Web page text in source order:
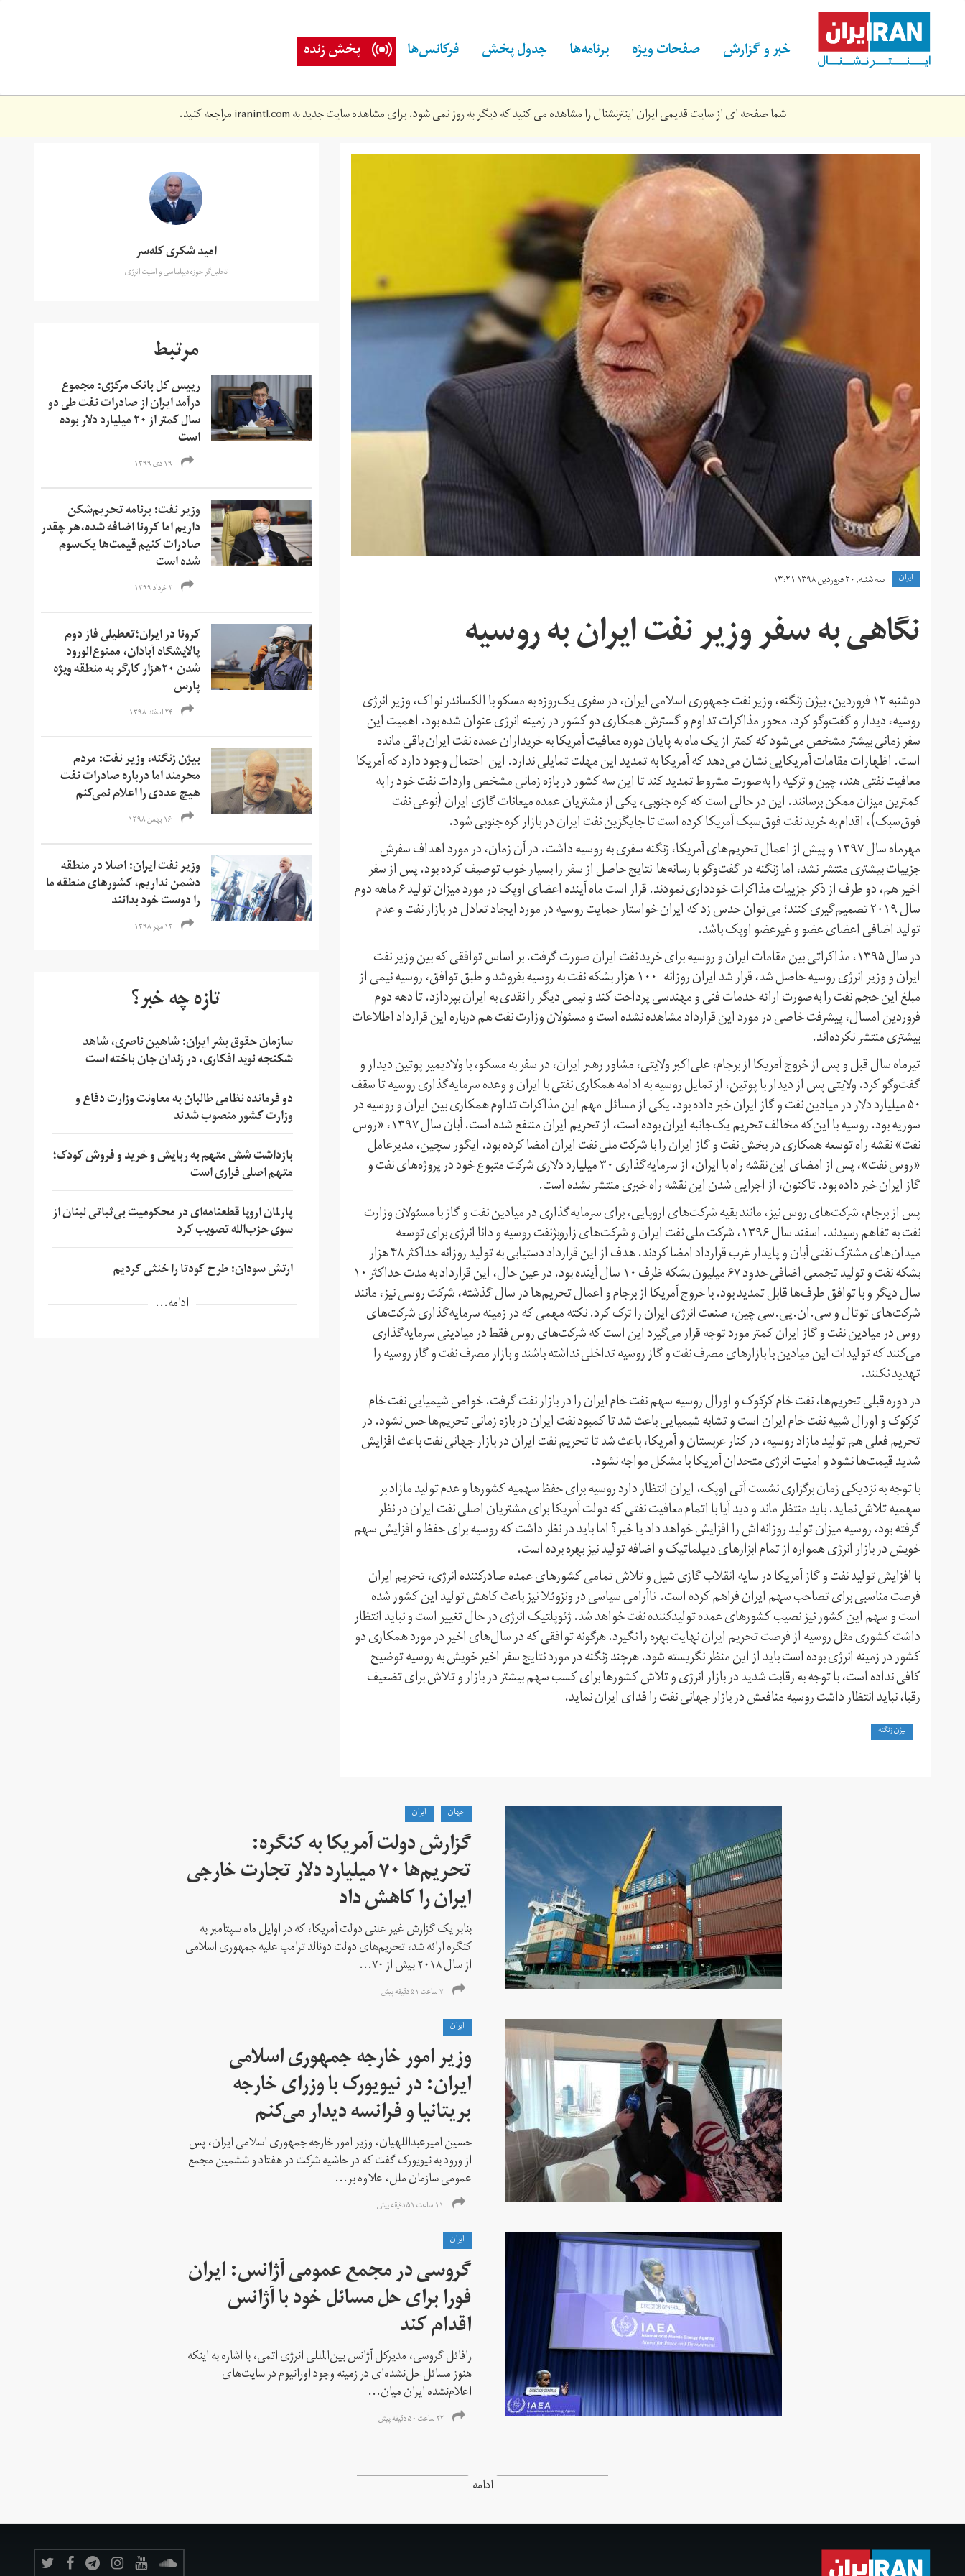
content خبر و گزارش صفحات ویژه برنامه‌ها جدول پخش فرکانس‌ها پخش زنده
شما صفحه ای از سایت قدیمی ایران اینترنشنال را مشاهده می کنید که دیگر به روز نمی شود. برای مشاهده سایت جدید بهiranintl.comمراجعه کنید.
75593.jpg
ايران سه شنبه, ۲۰ فروردین ۱۳۹۸ ۱۳:۲۱
نگاهی به سفر وزیر نفت ایران به روسیه
دوشنبه ۱۲ فروردین، بیژن زنگنه، وزیر نفت جمهوری اسلامی ایران، در سفری یک‌روزه به مسکو با الکساندر نواک، وزیر انرژی
روسیه، دیدار و گفت‌و‌گو کرد. محور مذاکرات تداوم و گسترش همکاری دو کشور در زمینه انرژی عنوان شده بود. اهمیت این
سفر زمانی بیشتر مشخص می‌شود که کمتر از یک ماه به پایان دوره معافیت آمریکا به خریداران عمده نفت ایران باقی مانده
است. اظهارات مقامات آمریکایی نشان می‌دهد که آمریکا به تمدید این مهلت تمایلی ندارد. این احتمال وجود دارد که آمریکا
معافیت نفتی هند، چین و ترکیه را به‌صورت مشروط تمدید کند تا این سه کشور در بازه زمانی مشخص واردات نفت خود را به
کمترین میزان ممکن برسانند. این در حالی است که کره جنوبی، یکی از مشتریان عمده میعانات گازی ایران (نوعی نفت
فوق‌سبک)، اقدام به خرید نفت فوق‌سبک آمریکا کرده است تا جایگزین نفت ایران در بازار کره جنوبی شود.
مهر‌ماه سال ۱۳۹۷ و پیش از اعمال تحریم‌های آمریکا، زنگنه سفری به روسیه داشت. در آن زمان، در مورد اهداف سفرش
جزییات بیشتری منتشر نشد، اما زنگنه در گفت‌و‌گو با رسانه‌ها نتایج حاصل از سفر را بسیار خوب توصیف کرده بود. پس از سفر
اخیر هم، دو طرف از ذکر جزییات مذاکرات خودداری نمودند. قرار است ماه آینده اعضای اوپک در مورد میزان تولید ۶ ماهه دوم
سال ۲۰۱۹ تصمیم‌گیری کنند؛ می‌توان حدس زد که ایران خواستار حمایت روسیه در مورد ایجاد تعادل در بازار نفت و عدم
تولید اضافی اعضای عضو و غیر‌عضو اوپک باشد.
در سال ۱۳۹۵، مذاکراتی بین مقامات ایران و روسیه برای خرید نفت ایران صورت گرفت. بر اساس توافقی که بین وزیر نفت
ایران و وزیر انرژی روسیه حاصل شد، قرار شد ایران روزانه ۱۰۰ هزار بشکه نفت به روسیه بفروشد و طبق توافق، روسیه نیمی از
مبلغ این حجم نفت را به‌صورت ارائه خدمات فنی و مهندسی پرداخت کند و نیمی دیگر را نقدی به ایران بپردازد. تا دهه دوم
فروردین امسال، پیشرفت خاصی در مورد این قرارداد مشاهده نشده است و مسئولان وزارت نفت هم درباره این قرارداد اطلاعات
بیشتری منتشر نکرده‌اند.
تیر‌ماه سال قبل و پس از خروج آمریکا از برجام، علی‌اکبر ولایتی، مشاور رهبر ایران، در سفر به مسکو، با ولادیمیر پوتین دیدار و
گفت‌و‌گو کرد. ولایتی پس از دیدار با پوتین، از تمایل روسیه به ادامه همکاری نفتی با ایران و وعده سرمایه‌گذاری روسیه تا سقف
۵۰ میلیارد دلار در میادین نفت و گاز ایران خبر داده بود. یکی از مسائل مهم این مذاکرات تداوم همکاری بین ایران و روسیه در
سوریه بود. روسیه با این‌که مخالف تحریم یک‌جانبه ایران بوده است، از تحریم ایران منتفع شده است. آبان سال ۱۳۹۷، «روس
نفت» نقشه راه توسعه همکاری در بخش نفت و گاز ایران را با شرکت ملی نفت ایران امضا کرده بود. ایگور سچین، مدیر‌عامل
«روس نفت»، پس از امضای این نقشه راه با ایران، از سرمایه‌گذاری ۳۰ میلیارد دلاری شرکت متبوع خود در پروژه‌های نفت و
گاز ایران خبر داده بود. تا‌کنون، از اجرایی شدن این نقشه راه خبری منتشر نشده است.
پس از برجام، شرکت‌های روس نیز، مانند بقیه شرکت‌های اروپایی، برای سرمایه‌گذاری در میادین نفت و گاز با مسئولان وزارت
نفت به تفاهم رسیدند. اسفند سال ۱۳۹۶، شرکت ملی نفت ایران و شرکت‌های زاروبژنفت روسیه و دانا انرژی برای توسعه
میدان‌های مشترک نفتی آبان و پایدار غرب قرارداد امضا کردند. هدف از این قرارداد دستیابی به تولید روزانه حداکثر ۴۸ هزار
بشکه نفت و تولید تجمعی اضافی حدود ۶۷ میلیون بشکه ظرف ۱۰ سال آینده بود. در عین حال، این قرارداد به مدت حداکثر ۱۰
سال دیگر و با توافق طرف‌ها قابل تمدید بود. با خروج آمریکا از برجام و اعمال تحریم‌ها در سال گذشته، شرکت روسی نیز، مانند
شرکت‌های توتال و سی‌.‌ان‌.‌پی‌.‌سی چین، صنعت انرژی ایران را ترک کرد. نکته مهمی که در زمینه سرمایه‌گذاری شرکت‌های
روس در میادین نفت و گاز ایران کمتر مورد توجه قرار می‌گیرد این است که شرکت‌های روس فقط در میادینی سرمایه‌گذاری
می‌کنند که تولیدات این میادین با بازارهای مصرف نفت و گاز روسیه تداخلی نداشته باشند و بازار مصرف نفت و گاز روسیه را
تهدید نکنند.
در دوره قبلی تحریم‌ها، نفت خام کرکوک و اورال روسیه سهم نفت خام ایران را در بازار نفت گرفت. خواص شیمیایی نفت خام
کرکوک و اورال شبیه نفت خام ایران است و تشابه شیمیایی باعث شد تا کمبود نفت ایران در بازه زمانی تحریم‌ها حس نشود. در
تحریم فعلی هم تولید مازاد روسیه، در کنار عربستان و آمریکا، باعث شد تا تحریم نفت ایران در بازار جهانی نفت باعث افزایش
شدید قیمت‌ها نشود و امنیت انرژی متحدان آمریکا با مشکل مواجه نشود.
با توجه به نزدیکی زمان برگزاری نشست آتی اوپک، ایران انتظار دارد روسیه برای حفظ سهمیه کشورها و عدم تولید مازاد بر
سهمیه تلاش نماید. باید منتظر ماند و دید آیا با اتمام معافیت نفتی که دولت آمریکا برای مشتریان اصلی نفت ایران در نظر
گرفته بود، روسیه میزان تولید روزانه‌اش را افزایش خواهد داد یا خیر؟ اما باید در نظر داشت که روسیه برای حفظ و افزایش سهم
خویش در بازار انرژی همواره از تمام ابزارهای دیپلماتیک و اضافه تولید نیز بهره برده است.
با افزایش تولید نفت و گاز آمریکا در سایه انقلاب گازی شیل و تلاش تمامی کشورهای عمده صادر‌کننده انرژی، تحریم ایران
فرصت مناسبی برای تصاحب سهم ایران فراهم کرده است. ناآرامی سیاسی در ونزوئلا نیز باعث کاهش تولید این کشور شده
است و سهم این کشور نیز نصیب کشورهای عمده تولید‌کننده نفت خواهد شد. ژئوپلتیک انرژی در حال تغییر است و نباید انتظار
داشت کشوری مثل روسیه از فرصت تحریم ایران نهایت بهره را نگیرد. هر‌گونه توافقی که در سال‌های اخیر در مورد همکاری دو
کشور در زمینه انرژی بوده است باید از این منظر نگریسته شود. هر‌چند زنگنه در مورد نتایج سفر اخیر خویش به روسیه توضیح
کافی نداده است، با توجه به رقابت شدید در بازار انرژی و تلاش کشورها برای کسب سهم بیشتر در بازار و تلاش برای تضعیف
رقبا، نباید انتظار داشت روسیه منافعش در بازار جهانی نفت را فدای ایران نماید.
بیژن زنگنه
امید شکری کله‌سر
تحلیل‌گر حوزه دیپلماسی و امنیت انرژی
مرتبط
رییس کل بانک مرکزی: مجموع
درآمد ایران از صادرات نفت طی دو
سال کمتر از ۲۰ میلیارد دلار بوده
است
۱۹ دی ۱۳۹۹
وزیر نفت: برنامه‌ تحریم‌شکن
داریم اما کرونا اضافه شده،هر چقدر
صادرات کنیم قیمت‌ها یک‌سوم
شده است
۲ خرداد ۱۳۹۹
کرونا در ایران؛تعطیلی فاز دوم
پالایشگاه آبادان، ممنوع‌الورود
شدن ۲۰هزار کارگر به منطقه ویژه
پارس
۲۴ اسفند ۱۳۹۸
بیژن زنگنه، وزیر نفت: مردم
محرمند اما درباره صادرات نفت
هیچ عددی را اعلام نمی‌کنم
۱۶ بهمن ۱۳۹۸
وزیر نفت ایران: اصلا در منطقه
دشمن نداریم، کشورهای منطقه ما
را دوست خود بدانند
۱۲ مهر ۱۳۹۸
تازه چه خبر؟
سازمان حقوق بشر ایران: شاهین ناصری، شاهد
شکنجه نوید افکاری، در زندان جان باخته است
دو فرمانده نظامی طالبان به معاونت وزارت دفاع و
وزارت کشور منصوب شدند
بازداشت شش متهم به ربایش و خرید و فروش کودک؛
متهم اصلی فراری است
پارلمان اروپا قطعنامه‌ای در محکومیت بی‌ثباتی لبنان از
سوی حزب‌الله تصویب کرد
ارتش سودان: طرح کودتا را خنثی کردیم
ادامه...
جهان ايران
گزارش دولت آمریکا به کنگره:
تحریم‌ها ۷۰ میلیارد دلار تجارت خارجی
ایران را کاهش داد
بنابر یک گزارش غیر علنی دولت آمریکا، که در اوایل ماه سپتامبر به
کنگره ارائه شد، تحریم‌های دولت دونالد ترامپ علیه جمهوری اسلامی
از سال ۲۰۱۸ بیش از ۷۰...
۷ ساعت ۵۱ دقیقه پیش
ايران
وزیر امور خارجه جمهوری اسلامی
ایران: در نیویورک با وزرای خارجه
بریتانیا و فرانسه دیدار می‌کنم
حسین امیرعبداللهیان، وزیر امور خارجه جمهوری اسلامی ایران، پس
از ورود به نیویورک گفت که در حاشیه شرکت در هفتاد و ششمین مجمع
عمومی سازمان ملل، علاوه بر...
۱۱ ساعت ۵۱ دقیقه پیش
ايران
گروسی در مجمع عمومی آژانس: ایران
فورا برای حل مسائل خود با آژانس
اقدام کند
رافائل گروسی، مدیرکل آژانس بین‌المللی انرژی اتمی، با اشاره به اینکه
هنوز مسائل حل‌نشده‌ای در زمینه وجود اورانیوم در سایت‌های
اعلام‌نشده ایران میان...
۲۲ ساعت ۵۰ دقیقه پیش
ادامه